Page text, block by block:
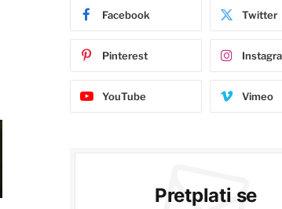
Facebook Twitter
Pinterest
YouTube Vimeo
Pretplati se